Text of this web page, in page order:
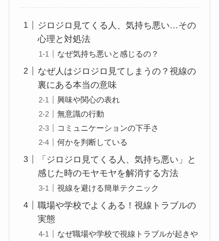
ジロジロ見てくる人、気持ち悪い…その
心理と対処法
なぜ気持ち悪いと感じるの？
なぜ人はジロジロ見てしまうの？視線の
裏にある本当の意味
興味や関心の表れ
無意識の行動
コミュニケーションの下手さ
何かを判断している
「ジロジロ見てくる人、気持ち悪い」と
感じた時のモヤモヤを解消する方法
視線を避ける簡単テクニック
職場や学校でよくある！視線トラブルの
実態
なぜ職場や学校で視線トラブルが起きや